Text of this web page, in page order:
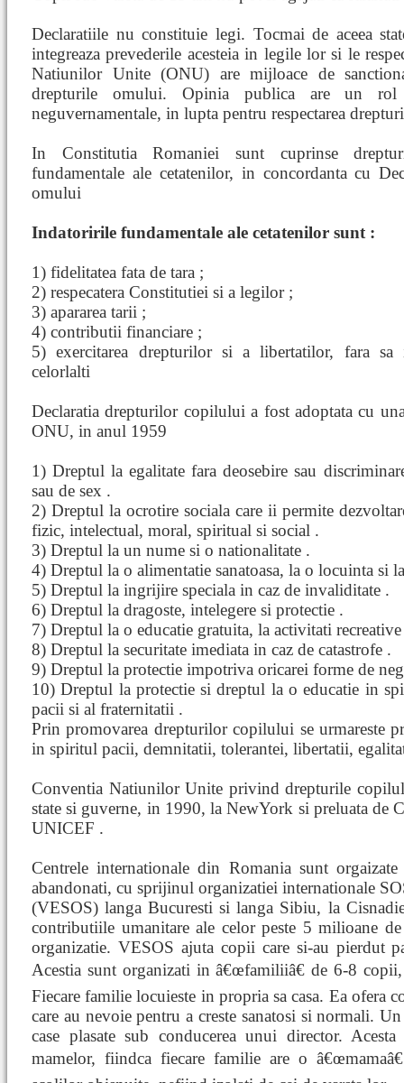
Declaratiile nu constituie legi. Tocmai de aceea
integreaza prevederile acesteia in legile lor si le
Natiunilor Unite (ONU) are mijloace de
drepturile omului. Opinia publica are un rol
neguvernamentale, in lupta pentru respectarea
In Constitutia Romaniei sunt cuprinse
fundamentale ale cetatenilor, in concordanta cu
omului
Indatoririle fundamentale ale cetatenilor sunt :
1) fidelitatea fata de tara ;
2) respecatera Constitutiei si a legilor ;
3) apararea tarii ;
4) contributii financiare ;
5) exercitarea drepturilor si a libertatilor, fara sa
celorlalti
Declaratia drepturilor copilului a fost adoptata cu
ONU, in anul 1959
1) Dreptul la egalitate fara deosebire sau
sau de sex .
2) Dreptul la ocrotire sociala care ii permite
fizic, intelectual, moral, spiritual si social .
3) Dreptul la un nume si o nationalitate .
4) Dreptul la o alimentatie sanatoasa, la o locuinta si
5) Dreptul la ingrijire speciala in caz de invaliditate .
6) Dreptul la dragoste, intelegere si protectie .
7) Dreptul la o educatie gratuita, la activitati
8) Dreptul la securitate imediata in caz de catastrofe .
9) Dreptul la protectie impotriva oricarei forme de
10) Dreptul la protectie si dreptul la o educatie in
pacii si al fraternitatii .
Prin promovarea drepturilor copilului se urmareste
in spiritul pacii, demnitatii, tolerantei, libertatii,
Conventia Natiunilor Unite privind drepturile
state si guverne, in 1990, la NewYork si preluata de
UNICEF .
Centrele internationale din Romania sunt
abandonati, cu sprijinul organizatiei internationale
(VESOS) langa Bucuresti si langa Sibiu, la
contributiile umanitare ale celor peste 5 milioane
organizatie. VESOS ajuta copii care si-au pierdut
Acestia sunt organizati in â€œfamiliiâ€ de 6-8
Fiecare familie locuieste in propria sa casa. Ea ofera
care au nevoie pentru a creste sanatosi si normali.
case plasate sub conducerea unui director.
mamelor, fiindca fiecare familie are o